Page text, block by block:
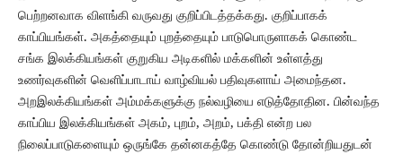
பெற்றனவாக விளங்கி வருவது குறிப்பிடத்தக்கது. குறிப்பாகக்
காப்பியங்கள். அகத்தையும் புறத்தையும் பாடுபொருளாகக் கொண்ட
சங்க இலக்கியங்கள் குறுகிய அடிகளில் மக்களின் உள்ளத்து
உணர்வுகளின் வெளிப்பாடாய் வாழ்வியல் பதிவுகளாய் அமைந்தன.
அறஇலக்கியங்கள் அம்மக்களுக்கு நல்வழியை எடுத்தோதின. பின்வந்த
காப்பிய இலக்கியங்கள் அகம், புறம், அறம், பக்தி என்ற பல
நிலைப்பாடுகளையும் ஒருங்கே தன்னகத்தே கொண்டு தோன்றியதுடன்